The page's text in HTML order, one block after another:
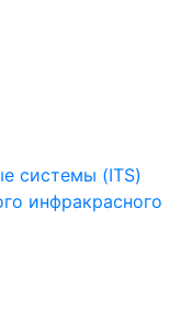
системы (ITS)
инфракрасного